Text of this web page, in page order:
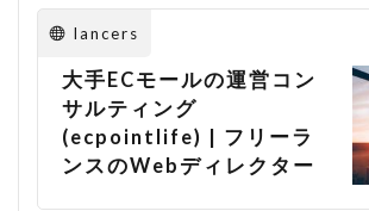
lancers
大手ECモールの運営コン
サルティング
(ecpointlife) | フリーラ
ンスのWebディレクター